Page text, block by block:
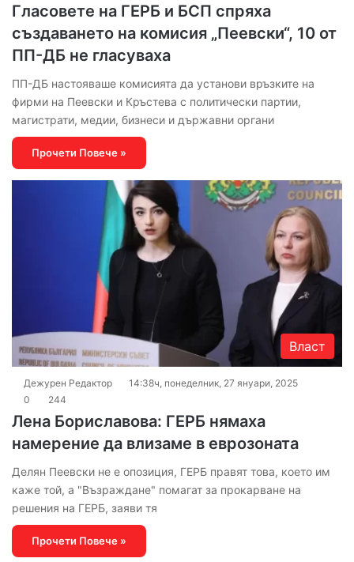
Гласовете на ГЕРБ и БСП спряха
създаването на комисия „Пеевски“, 10 от
ПП-ДБ не гласуваха
ПП-ДБ настояваше комисията да установи връзките на
фирми на Пеевски и Кръстева с политически партии,
магистрати, медии, бизнеси и държавни органи
Прочети Повече »
Власт
Дежурен Редактор
14:38ч, понеделник, 27 януари, 2025
0
244
Лена Бориславова: ГЕРБ нямаха
намерение да влизаме в еврозоната
Делян Пеевски не е опозиция, ГЕРБ правят това, което им
каже той, а "Възраждане" помагат за прокарване на
решения на ГЕРБ, заяви тя
Прочети Повече »